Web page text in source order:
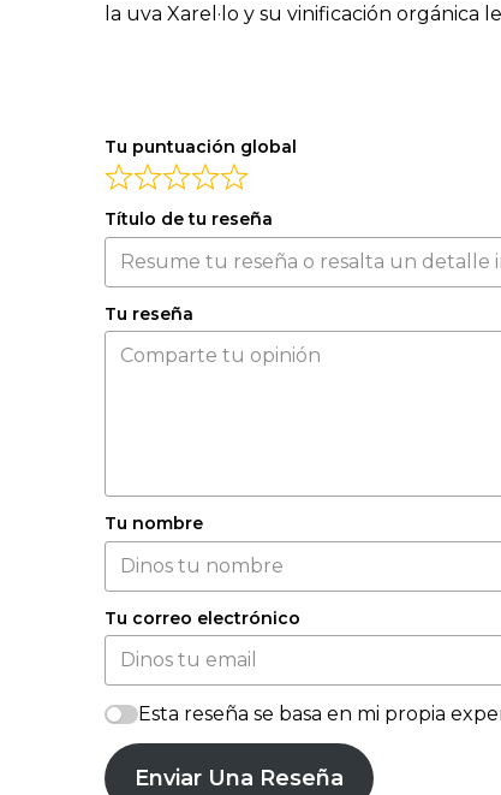
la uva Xarel·lo y su vinificación
Tu puntuación global
Título de tu reseña
Tu reseña
Tu nombre
Tu correo electrónico
Esta reseña se basa en mi propia
Enviar Una Reseña